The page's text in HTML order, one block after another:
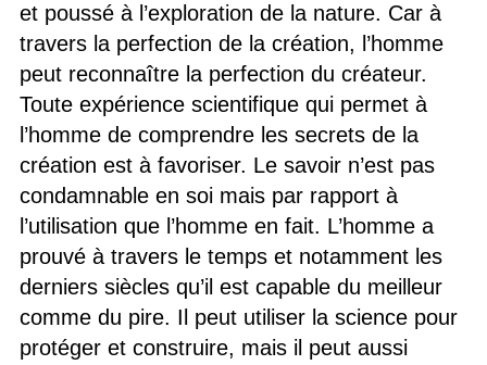
et poussé à l’exploration de la nature. Car à
travers la perfection de la création, l’homme
peut reconnaître la perfection du créateur.
Toute expérience scientifique qui permet à
l’homme de comprendre les secrets de la
création est à favoriser. Le savoir n’est pas
condamnable en soi mais par rapport à
l’utilisation que l’homme en fait. L’homme a
prouvé à travers le temps et notamment les
derniers siècles qu’il est capable du meilleur
comme du pire. Il peut utiliser la science pour
protéger et construire, mais il peut aussi